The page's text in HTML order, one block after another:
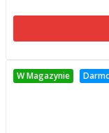
W Magazynie